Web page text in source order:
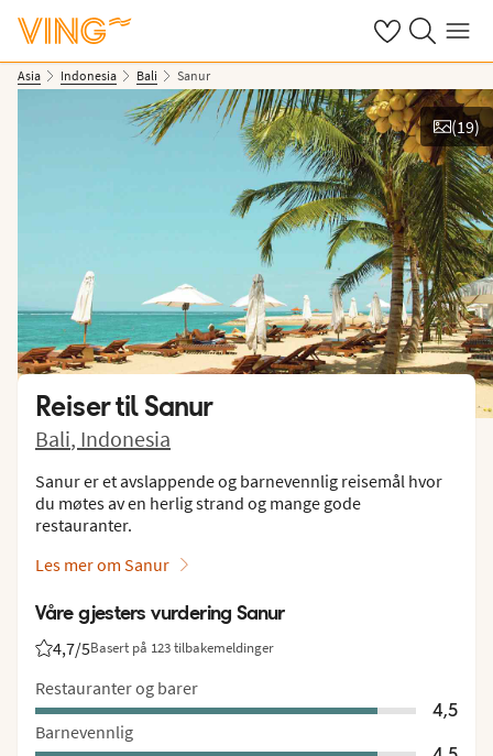
Se dine sparte
Søk påMeny
Asia Indonesia Bali Sanur
(19)
Reiser til Sanur
Bali, Indonesia
Sanur er et avslappende og barnevennlig reisemål hvor
du møtes av en herlig strand og mange gode
restauranter.
Les mer om Sanur
Våre gjesters vurdering Sanur
4,7/5 Basert på 123 tilbakemeldinger
Vurdering fra Vings gjester: 4.7/5
Restauranter og barer
4,5
Barnevennlig